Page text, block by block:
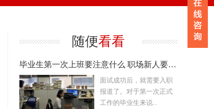
随便看看
毕业生第一次上班要注意什么 职场新人要完全听话吗
面试成功后，就需要入职
报道了。对于第一次正式
工作的毕业生来说...